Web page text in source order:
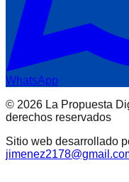
WhatsApp
© 2026 La Propuesta
derechos reservados
Sitio web desarrollado